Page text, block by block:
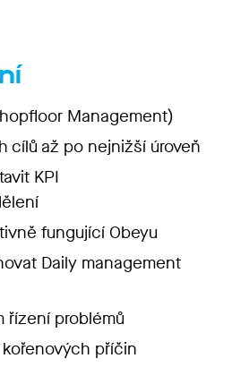
Management)
cílů až po nejnižší úroveň
KPI
fungující Obeyu
Daily management
řízení problémů
příčin